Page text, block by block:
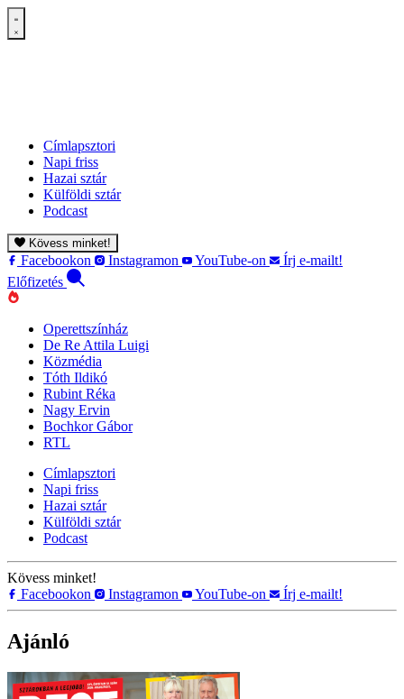
Címlapsztori
Napi friss
Hazai sztár
Külföldi sztár
Podcast
Kövess minket!
Facebookon Instagramon YouTube-on
Írj e-mailt!
Előfizetés
Operettszínház
De Re Attila Luigi
Közmédia
Tóth Ildikó
Rubint Réka
Nagy Ervin
Bochkor Gábor
RTL
Címlapsztori
Napi friss
Hazai sztár
Külföldi sztár
Podcast
Kövess minket!
Facebookon
Instagramon YouTube-on Írj e-mailt!
Ajánló